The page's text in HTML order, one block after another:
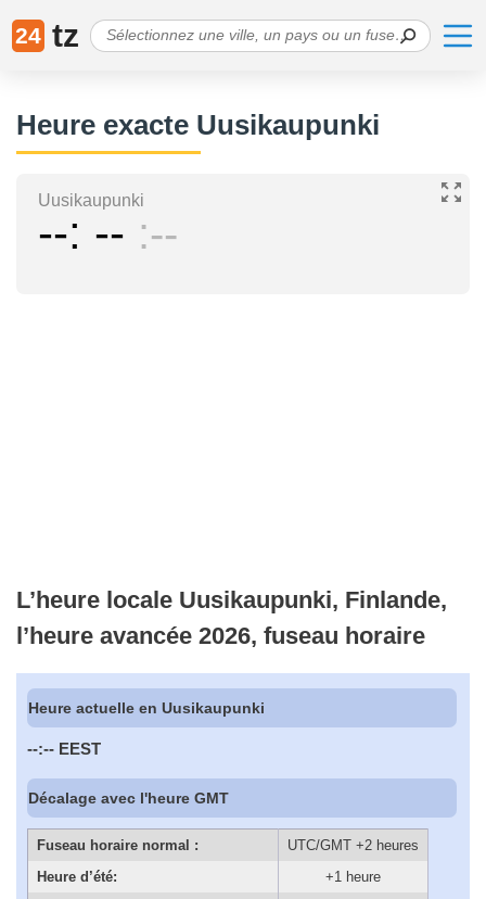
24 tz
Heure exacte Uusikaupunki
Uusikaupunki
-- -- --
L’heure locale Uusikaupunki, Finlande,
l’heure avancée 2026, fuseau horaire
Heure actuelle en Uusikaupunki
--:-- EEST
Décalage avec l'heure GMT
Fuseau horaire normal :
UTC/GMT +2 heures
Heure d’été:
+1 heure